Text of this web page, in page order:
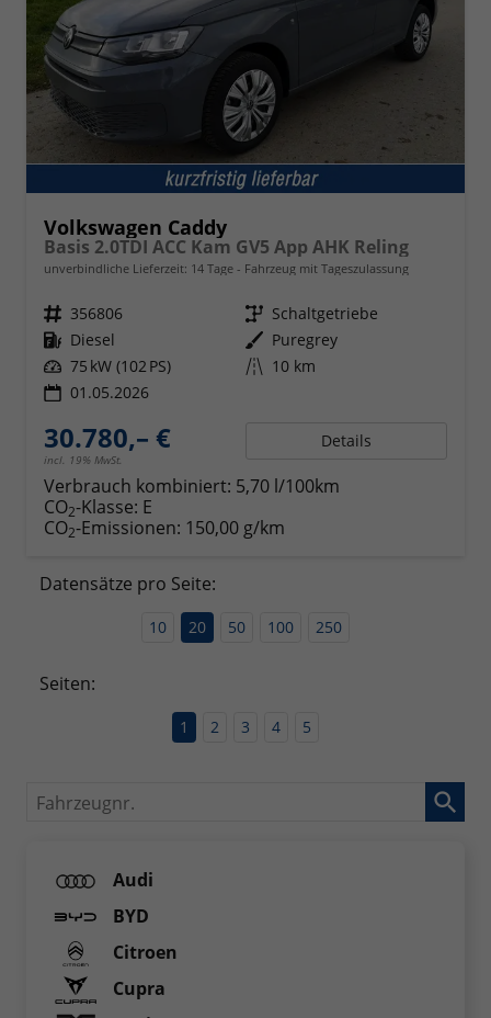
Volkswagen Caddy
Basis 2.0TDI ACC Kam GV5 App AHK Reling
unverbindliche Lieferzeit: 14 Tage Fahrzeug mit Tageszulassung
Fahrzeugnr. 356806 Getriebe Schaltgetriebe
Kraftstoff Diesel Außenfarbe Puregrey
Leistung 75 kW (102 PS) Kilometerstand 10 km
01.05.2026
30.780,– €
incl. 19% MwSt.
Details
Verbrauch kombiniert: 5,70 l/100km
CO2-Klasse: E
CO2-Emissionen: 150,00 g/km
Datensätze pro Seite:
10 20 50 100 250
Seiten:
1 2 3 4 5
Fahrzeugnr.
Audi
BYD
Citroen
Cupra